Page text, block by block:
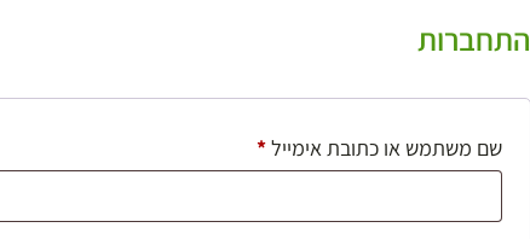
התחברות
שם משתמש או כתובת אימייל*חובה